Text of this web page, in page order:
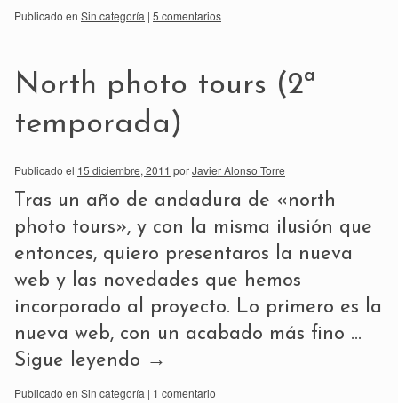
Publicado en Sin categoría | 5 comentarios
North photo tours (2ª
temporada)
Publicado el 15 diciembre, 2011 porJavier Alonso Torre
Tras un año de andadura de «north
photo tours», y con la misma ilusión que
entonces, quiero presentaros la nueva
web y las novedades que hemos
incorporado al proyecto. Lo primero es la
nueva web, con un acabado más fino …
Sigue leyendo →
Publicado en Sin categoría | 1 comentario